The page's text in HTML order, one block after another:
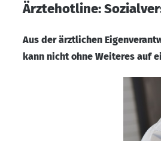
Ärztehotline:
Aus der ärztlichen
kann nicht ohne Weiteres auf